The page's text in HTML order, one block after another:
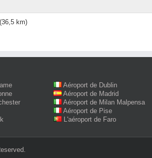
(36,5 km)
Aéroport de Dublin
Aéroport de Madrid
Aéroport de Milan Malpensa
Aéroport de Pise
L'aéroport de Faro